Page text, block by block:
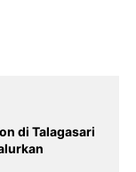
di Talagasari